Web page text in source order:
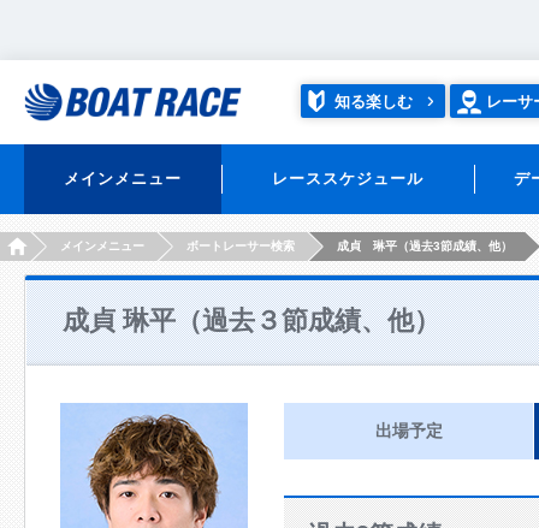
知る楽しむ レーサ
メインメニュー レーススケジュール デ
HOMEメインメニュー ボートレーサー検索 成貞 琳平（過去3節成績、他）
成貞 琳平（過去３節成績、他）
出場予定